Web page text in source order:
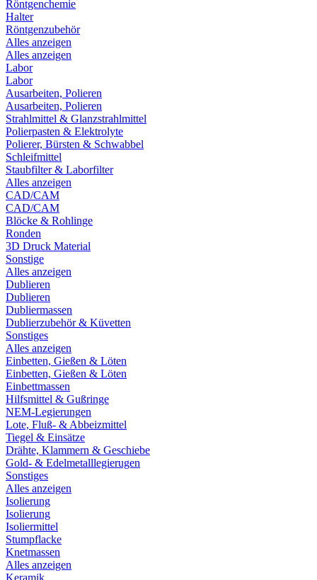
Röntgenchemie
Halter
Röntgenzubehör
Alles anzeigen
Alles anzeigen
Labor
Labor
Ausarbeiten, Polieren
Ausarbeiten, Polieren
Strahlmittel & Glanzstrahlmittel
Polierpasten & Elektrolyte
Polierer, Bürsten & Schwabbel
Schleifmittel
Staubfilter & Laborfilter
Alles anzeigen
CAD/CAM
CAD/CAM
Blöcke & Rohlinge
Ronden
3D Druck Material
Sonstige
Alles anzeigen
Dublieren
Dublieren
Dubliermassen
Dublierzubehör & Küvetten
Sonstiges
Alles anzeigen
Einbetten, Gießen & Löten
Einbetten, Gießen & Löten
Einbettmassen
Hilfsmittel & Gußringe
NEM-Legierungen
Lote, Fluß- & Abbeizmittel
Tiegel & Einsätze
Drähte, Klammern & Geschiebe
Gold- & Edelmetalllegierugen
Sonstiges
Alles anzeigen
Isolierung
Isolierung
Isoliermittel
Stumpflacke
Knetmassen
Alles anzeigen
Keramik